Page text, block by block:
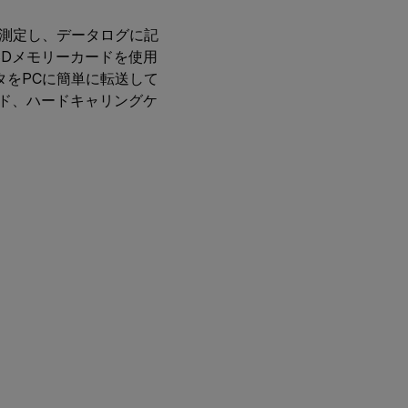
定し、データログに記
メモリーカードを使用
PCに簡単に転送して
、ハードキャリングケ